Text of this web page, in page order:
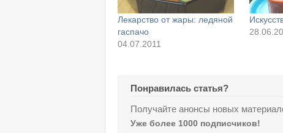
Лекарство от жары: ледяной
гаспачо
04.07.2011
Понравилась статья?
Получайте анонсы новых
Уже более 1000 подписчиков!